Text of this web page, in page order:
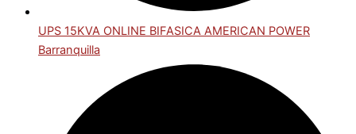
UPS 15KVA ONLINE BIFASICA AMERICAN POWER
Barranquilla